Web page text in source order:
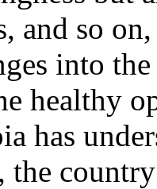
and so
into
healthy
has
the